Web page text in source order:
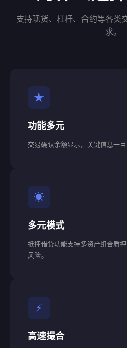
支持现货、杠杆、合约等各类
求。
★
功能多元
交易确认余额显示，关键信息一
☀
多元模式
抵押借贷功能支持多资产组合质
风险。
⚡
高速撮合